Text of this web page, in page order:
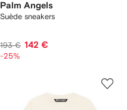
Palm Angels
Suède sneakers
193 € 142 €
-25%